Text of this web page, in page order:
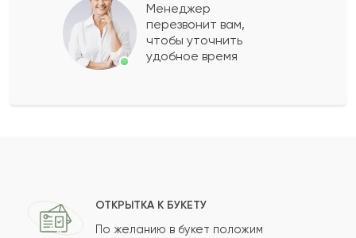
О качестве букета сужу по эмоциям девушки.
Ей очень понравились. Букет огромный.
Спасибо, что сделали все по красоте
Обязательно воспользуюсь услугами вашего
Менеджер
перезвонит вам,
чтобы уточнить
удобное время
ОТКРЫТКА К БУКЕТУ
По желанию в букет положим